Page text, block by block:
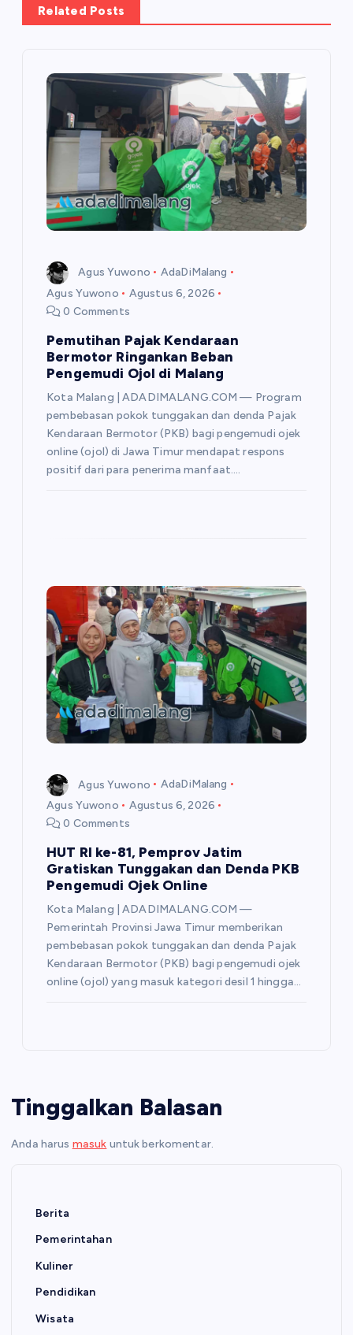
Related Posts
Agus Yuwono
AdaDiMalang
Agus Yuwono
Agustus 6, 2026
0 Comments
Pemutihan Pajak Kendaraan
Bermotor Ringankan Beban
Pengemudi Ojol di Malang
Kota Malang | ADADIMALANG.COM — Program
pembebasan pokok tunggakan dan denda Pajak
Kendaraan Bermotor (PKB) bagi pengemudi ojek
online (ojol) di Jawa Timur mendapat respons
positif dari para penerima manfaat.…
Agus Yuwono
AdaDiMalang
Agus Yuwono
Agustus 6, 2026
0 Comments
HUT RI ke-81, Pemprov Jatim
Gratiskan Tunggakan dan Denda PKB
Pengemudi Ojek Online
Kota Malang | ADADIMALANG.COM —
Pemerintah Provinsi Jawa Timur memberikan
pembebasan pokok tunggakan dan denda Pajak
Kendaraan Bermotor (PKB) bagi pengemudi ojek
online (ojol) yang masuk kategori desil 1 hingga…
Tinggalkan Balasan
Anda harus masuk untuk berkomentar.
Berita
Pemerintahan
Kuliner
Pendidikan
Wisata